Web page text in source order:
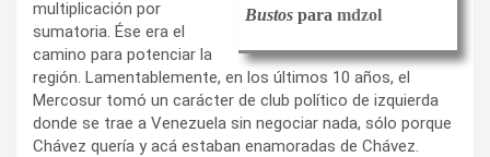
Bustos para mdzol
multiplicación por
sumatoria. Ése era el
camino para potenciar la
región. Lamentablemente, en los últimos 10 años, el
Mercosur tomó un carácter de club político de izquierda
donde se trae a Venezuela sin negociar nada, sólo porque
Chávez quería y acá estaban enamoradas de Chávez.